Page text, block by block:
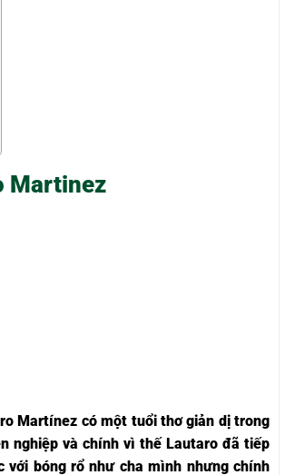
Martinez
Martínez có một tuổi thơ giản dị trong
nghiệp và chính vì thế Lautaro đã tiếp
bóng rổ như cha mình nhưng chính